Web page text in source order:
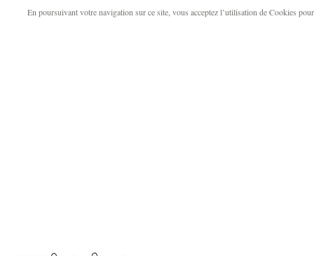
En poursuivant votre navigation sur ce site, vous acceptez l’utilisation de Cookies